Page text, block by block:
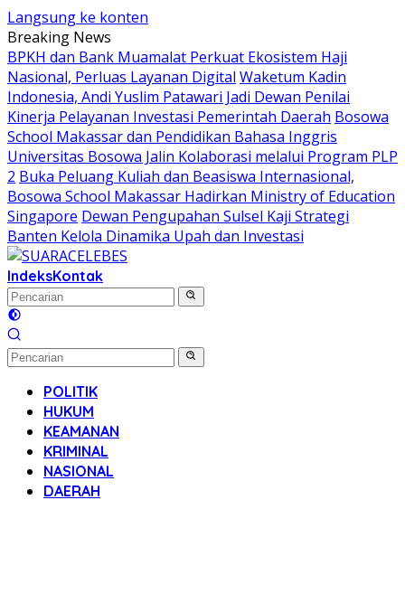
Langsung ke konten
Breaking News
BPKH dan Bank Muamalat Perkuat Ekosistem Haji
Nasional, Perluas Layanan Digital Waketum Kadin
Indonesia, Andi Yuslim Patawari Jadi Dewan Penilai
Kinerja Pelayanan Investasi Pemerintah Daerah Bosowa
School Makassar dan Pendidikan Bahasa Inggris
Universitas Bosowa Jalin Kolaborasi melalui Program PLP
2 Buka Peluang Kuliah dan Beasiswa Internasional,
Bosowa School Makassar Hadirkan Ministry of Education
Singapore Dewan Pengupahan Sulsel Kaji Strategi
Banten Kelola Dinamika Upah dan Investasi
IndeksKontak
POLITIK
HUKUM
KEAMANAN
KRIMINAL
NASIONAL
DAERAH